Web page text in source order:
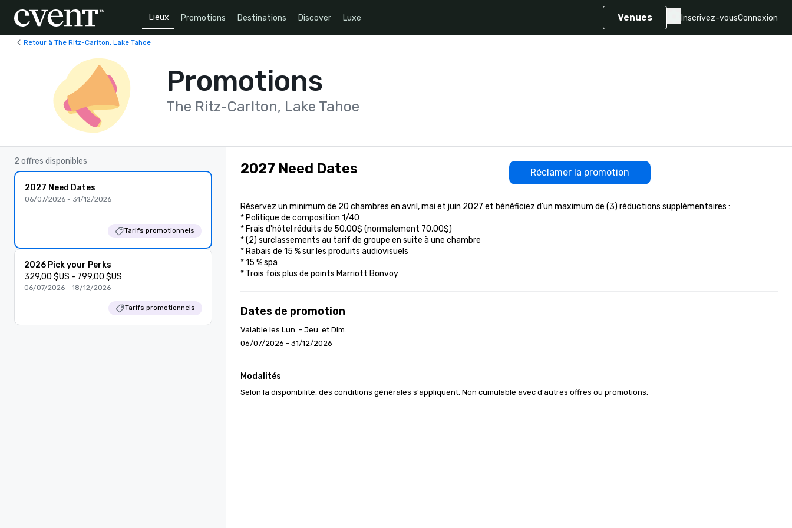
Lieux Promotions Destinations Discover Luxe Venues Inscrivez-vousConnexion
Retour à The Ritz-Carlton, Lake Tahoe
Promotions
The Ritz-Carlton, Lake Tahoe
2 offres disponibles
2027 Need Dates
06/07/2026 - 31/12/2026
Tarifs promotionnels
2026 Pick your Perks
329,00 $US - 799,00 $US
06/07/2026 - 18/12/2026
Tarifs promotionnels
2027 Need Dates Réclamer la promotion
Réservez un minimum de 20 chambres en avril, mai et juin 2027 et bénéficiez d'un maximum de (3) réductions supplémentaires :
* Politique de composition 1/40
* Frais d'hôtel réduits de 50,00$ (normalement 70,00$)
* (2) surclassements au tarif de groupe en suite à une chambre
* Rabais de 15 % sur les produits audiovisuels
* 15 % spa
* Trois fois plus de points Marriott Bonvoy
Dates de promotion
Valable les Lun. - Jeu. et Dim.
06/07/2026 - 31/12/2026
Modalités
Selon la disponibilité, des conditions générales s'appliquent. Non cumulable avec d'autres offres ou promotions.